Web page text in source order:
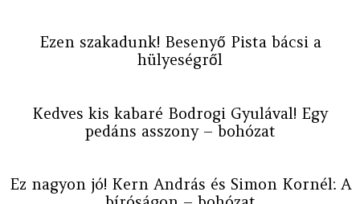
Ezen szakadunk! Besenyő Pista bácsi a
hülyeségről
Kedves kis kabaré Bodrogi Gyulával! Egy
pedáns asszony – bohózat
Ez nagyon jó! Kern András és Simon Kornél: A